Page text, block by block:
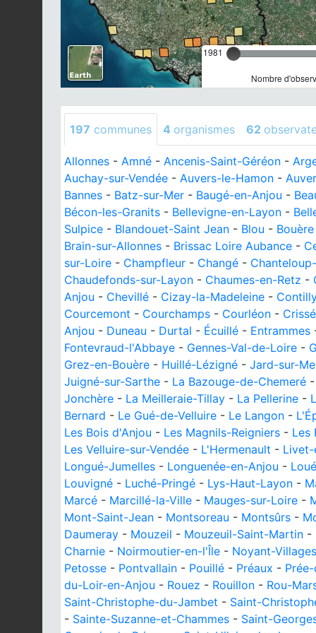
1981
Nombre
197 communes 4 organismes 62
Allonnes - Amné - Ancenis-Saint-Géréon -
Auchay-sur-Vendée - Auvers-le-Hamon -
Bannes - Batz-sur-Mer - Baugé-en-Anjou -
Bécon-les-Granits - Bellevigne-en-Layon -
Sulpice - Blandouet-Saint Jean - Blou - Bouère
Brain-sur-Allonnes - Brissac Loire Aubance -
sur-Loire - Champfleur - Changé -
Chaudefonds-sur-Layon - Chaumes-en-Retz -
Anjou - Chevillé - Cizay-la-Madeleine -
Courcemont - Courchamps - Courléon - Crissé
Anjou - Duneau - Durtal - Écuillé - Entrammes
Fontevraud-l'Abbaye - Gennes-Val-de-Loire -
Grez-en-Bouère - Huillé-Lézigné - Jard-sur-
Juigné-sur-Sarthe - La Bazouge-de-Chemeré
Jonchère - La Meilleraie-Tillay - La Pellerine -
Bernard - Le Gué-de-Velluire - Le Langon -
Les Bois d'Anjou - Les Magnils-Reigniers - Les
Les Velluire-sur-Vendée - L'Hermenault - Livet-
Longué-Jumelles - Longuenée-en-Anjou - Loué
Louvigné - Luché-Pringé - Lys-Haut-Layon -
Marcé - Marcillé-la-Ville - Mauges-sur-Loire -
Mont-Saint-Jean - Montsoreau - Montsûrs -
Daumeray - Mouzeil - Mouzeuil-Saint-Martin -
Charnie - Noirmoutier-en-l'Île - Noyant-Villages
Petosse - Pontvallain - Pouillé - Préaux -
du-Loir-en-Anjou - Rouez - Rouillon - Rou-
Saint-Christophe-du-Jambet - Saint-
- Sainte-Suzanne-et-Chammes - Saint-